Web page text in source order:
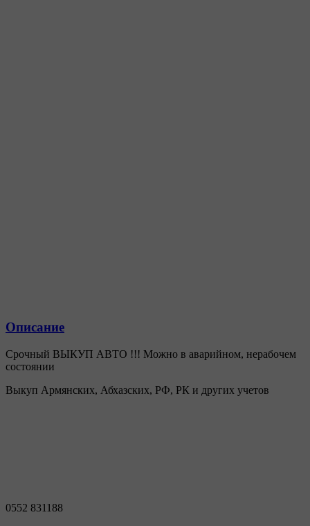
Описание
Срочный ВЫКУП АВТО !!! Можно в аварийном, нерабочем
состоянии
Выкуп Армянских, Абхазских, РФ, РК и других учетов
0552 831188